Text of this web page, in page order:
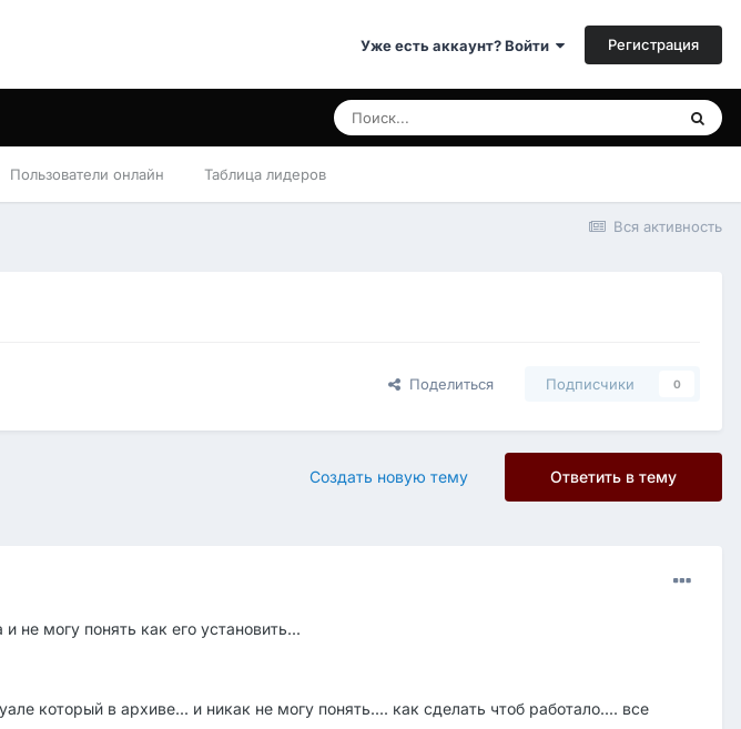
Уже есть аккаунт? Войти Регистрация
Пользователи онлайн Таблица лидеров
Вся активность
Поделиться Подписчики 0
Ответить в тему
Создать новую тему
не могу понять как его установить...
который в архиве... и никак не могу понять.... как сделать чтоб работало.... все